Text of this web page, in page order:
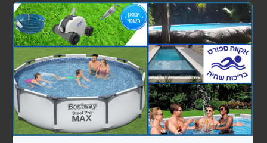
מעקות
סולמות
בריכות פיברגלס
חימום המים
משאבות לבריכות שחיה
משאבות לבריכות ניידות
משאבות לבריכות בנויות
קיטים משאבה + מסנן חול
רובוטים ושואבים
רובוטים
שואבים